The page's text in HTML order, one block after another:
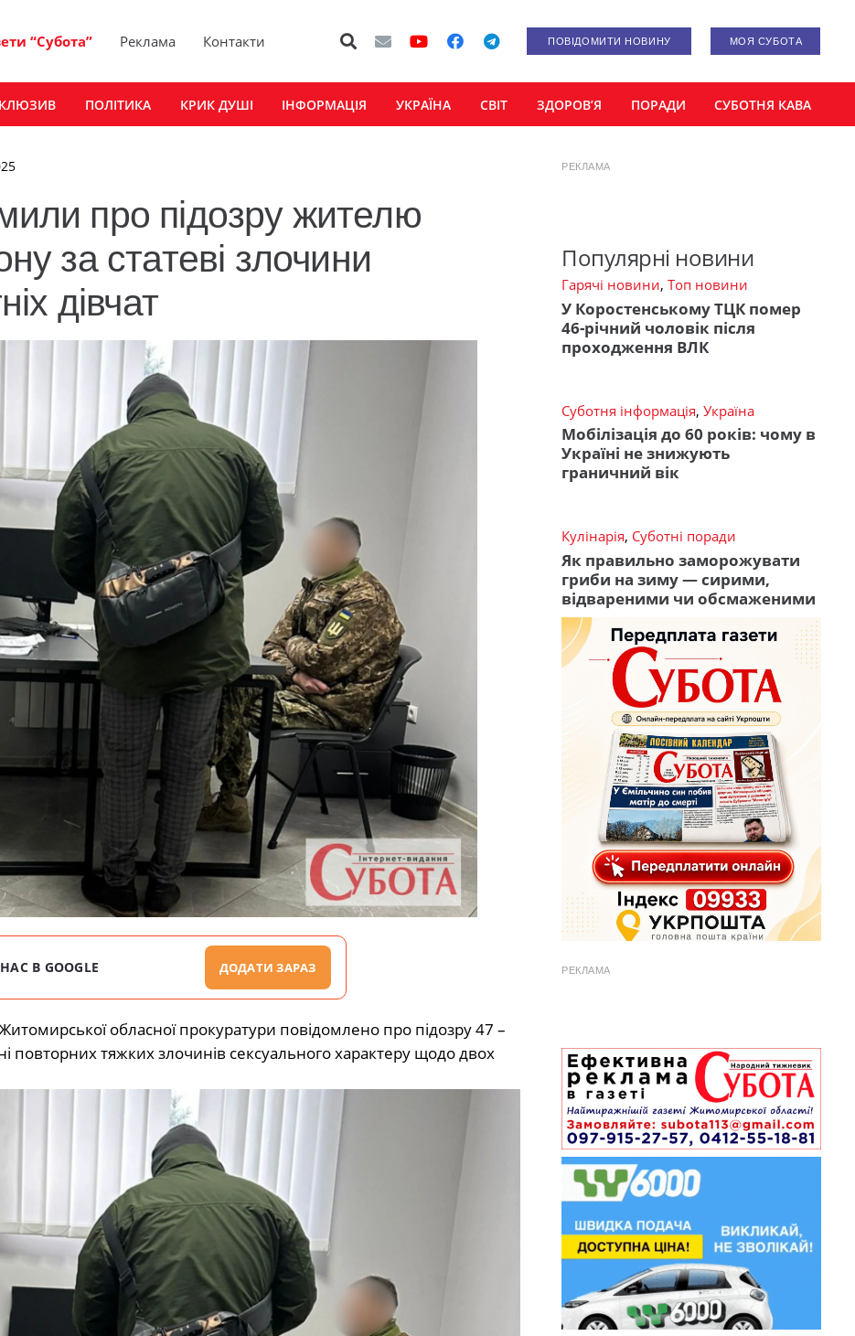
“Субота” Реклама Контакти ПОВІДОМИТИ НОВИНУ МОЯ СУБОТА
ПОЛІТИКА КРИК ДУШІ ІНФОРМАЦІЯ УКРАЇНА СВІТ ЗДОРОВ’Я ПОРАДИ СУБОТНЯ КАВА
про підозру жителю
за статеві злочини
дівчат
В GOOGLE ДОДАТИ ЗАРАЗ
обласної прокуратури повідомлено про підозру 47 –
тяжких злочинів сексуального характеру щодо двох
РЕКЛАМА
Популярні новини
Гарячі новини, Топ новини
У Коростенському ТЦК помер
46-річний чоловік після
проходження ВЛК
Суботня інформація, Україна
Мобілізація до 60 років: чому в
Україні не знижують
граничний вік
Кулінарія, Суботні поради
Як правильно заморожувати
гриби на зиму — сирими,
відвареними чи обсмаженими
РЕКЛАМА